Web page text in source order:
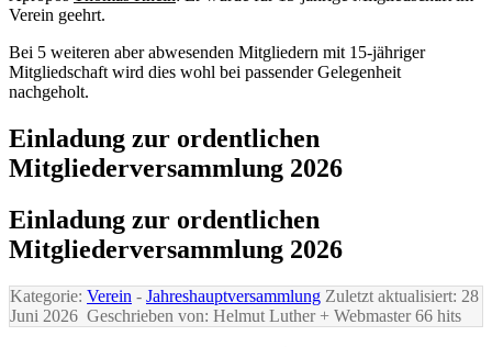
Verein geehrt.
Bei 5 weiteren aber abwesenden Mitgliedern mit 15-jähriger
Mitgliedschaft wird dies wohl bei passender Gelegenheit
nachgeholt.
Einladung zur ordentlichen
Mitgliederversammlung 2026
Einladung zur ordentlichen
Mitgliederversammlung 2026
Kategorie: Verein - Jahreshauptversammlung Zuletzt aktualisiert: 28
Juni 2026 Geschrieben von: Helmut Luther + Webmaster66 hits